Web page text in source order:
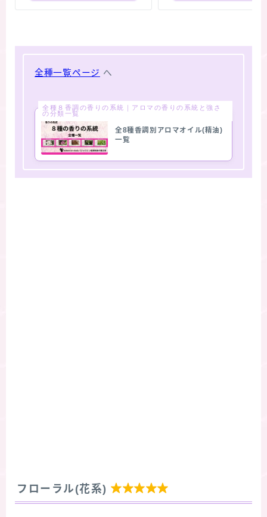
全種一覧ページ へ
全種８香調の香りの系統｜アロマの香りの系統と強さ
の分類一覧
全8種香調別アロマオイル(精油)
一覧
フローラル(花系) 